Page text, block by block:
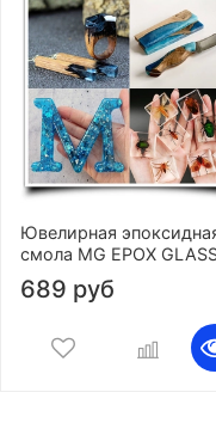
Ювелирная
смола MG EPOX
689 руб